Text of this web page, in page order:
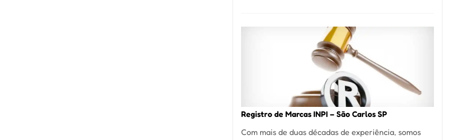
Culinária
Italiana
do
Registro de Marcas INPI – São Carlos SP
Com mais de duas décadas de experiência, somos